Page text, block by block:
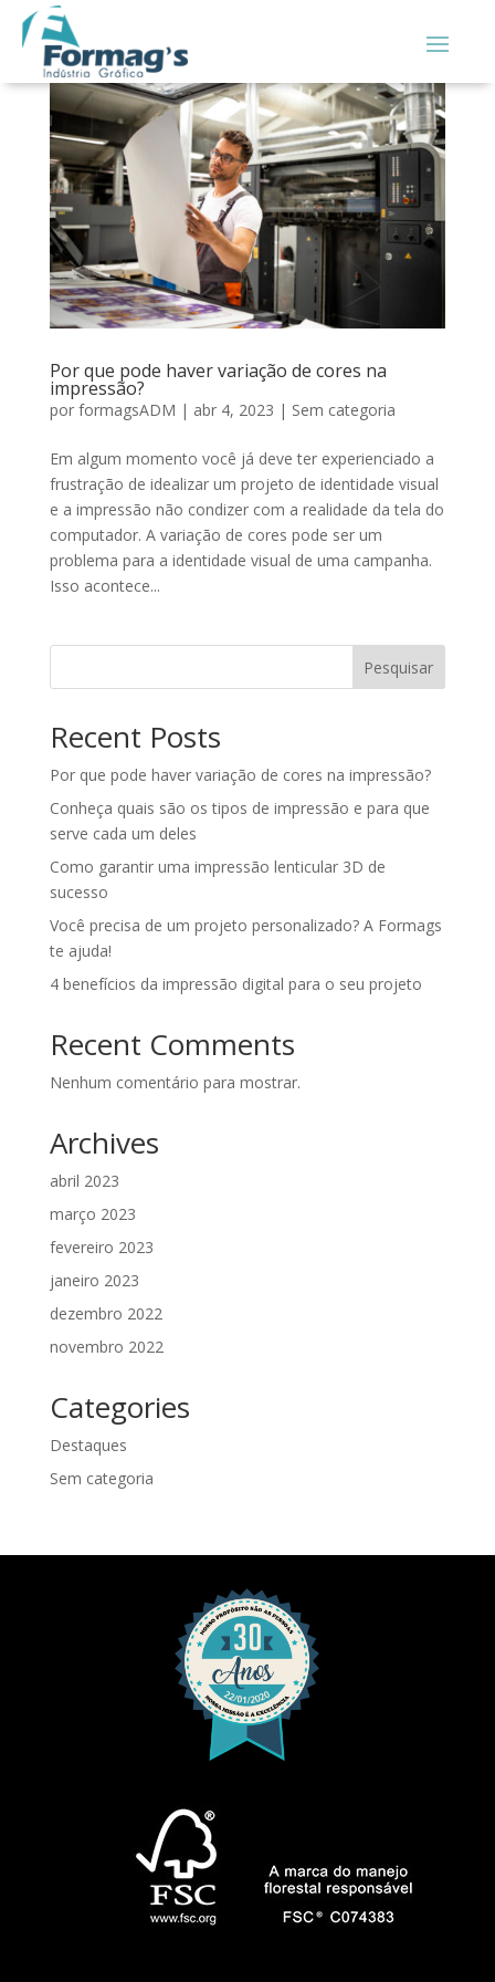
Por que pode haver variação de cores na
impressão?
por formagsADM | abr 4, 2023 | Sem categoria
Em algum momento você já deve ter experienciado a
frustração de idealizar um projeto de identidade visual
e a impressão não condizer com a realidade da tela do
computador. A variação de cores pode ser um
problema para a identidade visual de uma campanha.
Isso acontece...
Pesquisar
Recent Posts
Por que pode haver variação de cores na impressão?
Conheça quais são os tipos de impressão e para que
serve cada um deles
Como garantir uma impressão lenticular 3D de
sucesso
Você precisa de um projeto personalizado? A Formags
te ajuda!
4 benefícios da impressão digital para o seu projeto
Recent Comments
Nenhum comentário para mostrar.
Archives
abril 2023
março 2023
fevereiro 2023
janeiro 2023
dezembro 2022
novembro 2022
Categories
Destaques
Sem categoria